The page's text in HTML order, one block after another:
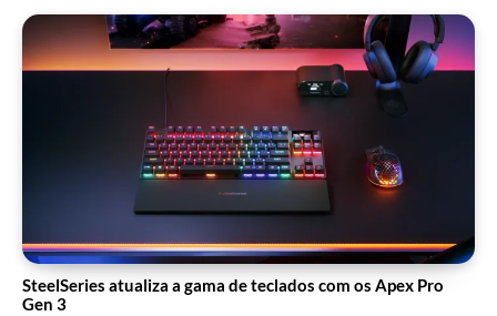
SteelSeries atualiza a gama de teclados com os Apex Pro
Gen 3